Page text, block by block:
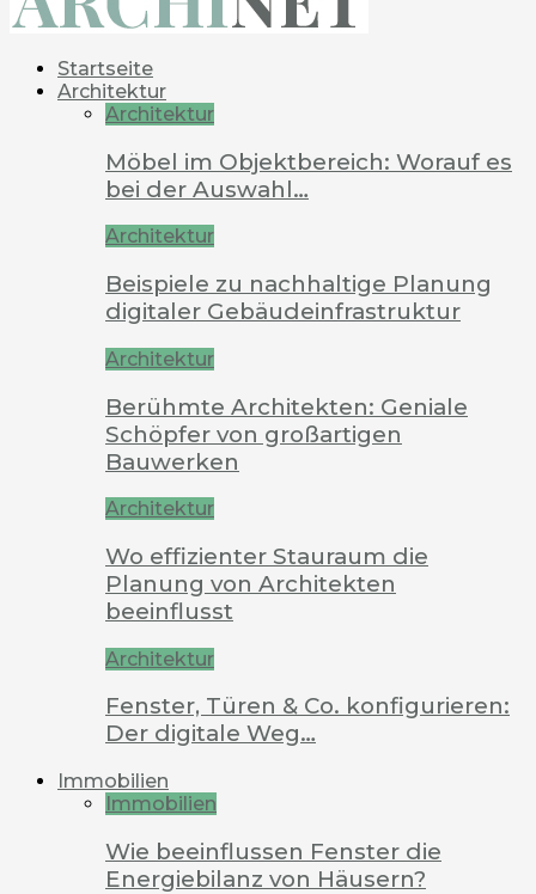
Startseite
Architektur
Architektur
Möbel im Objektbereich: Worauf es
bei der Auswahl…
Architektur
Beispiele zu nachhaltige Planung
digitaler Gebäudeinfrastruktur
Architektur
Berühmte Architekten: Geniale
Schöpfer von großartigen
Bauwerken
Architektur
Wo effizienter Stauraum die
Planung von Architekten
beeinflusst
Architektur
Fenster, Türen & Co. konfigurieren:
Der digitale Weg…
Immobilien
Immobilien
Wie beeinflussen Fenster die
Energiebilanz von Häusern?